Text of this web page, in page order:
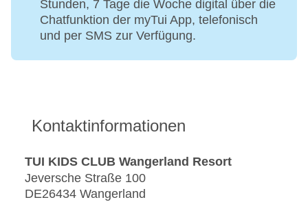
Stunden, 7 Tage die Woche digital über die
Chatfunktion der myTui App, telefonisch
und per SMS zur Verfügung.
Kontaktinformationen
TUI KIDS CLUB Wangerland Resort
Jeversche Straße 100
DE26434 Wangerland